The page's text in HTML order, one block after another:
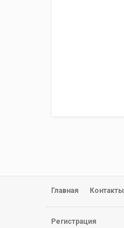
Главная Контакты
Регистрация